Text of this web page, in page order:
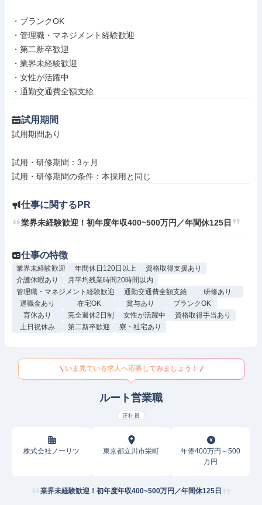
・ブランクOK
・管理職・マネジメント経験歓迎
・第二新卒歓迎
・業界未経験歓迎
・女性が活躍中
・通勤交通費全額支給
試用期間
試用期間あり
試用・研修期間：3ヶ月
仕事に関するPR
業界未経験歓迎！初年度年収400~500万円／年間休125日
仕事の特徴
業界未経験歓迎 年間休日120日以上
資格取得支援あり
介護休暇あり
月平均残業時間20時間以内
管理職・マネジメント経験歓迎
通勤交通費全額支給
研修あり
退職金あり
在宅OK 賞与あり
ブランクOK
育休あり
完全週休2日制 女性が活躍中
資格取得手当あり
土日祝休み
第二新卒歓迎 寮・社宅あり
いま見ている求人へ応募してみましょう！
ルート営業職
正社員
株式会社ノーリツ 東京都立川市栄町
年俸400万円～500
万円
業界未経験歓迎！初年度年収400~500万円／年間休125日